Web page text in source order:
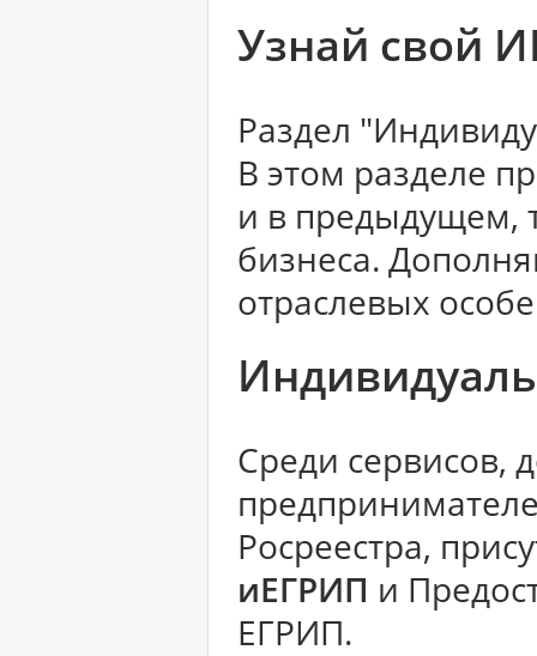
Узнай свой
Раздел
В этом разделе
и в предыдущем,
бизнеса.
отраслевых
Среди сервисов,
Росреестра,
иЕГРИП и
ЕГРИП.